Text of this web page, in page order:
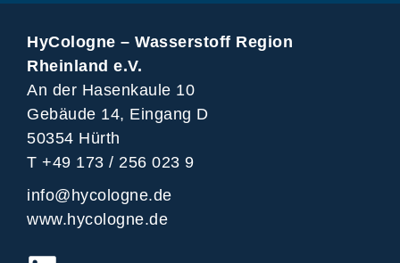
HyCologne – Wasserstoff Region
Rheinland e.V.
An der Hasenkaule 10
Gebäude 14, Eingang D
50354 Hürth
T +49 173 / 256 023 9
info@hycologne.de
www.hycologne.de